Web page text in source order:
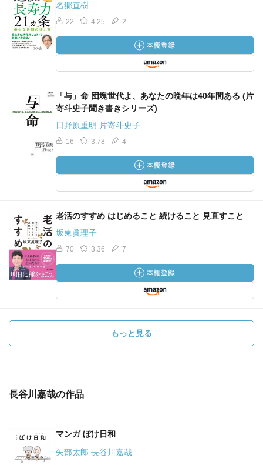
名郷直樹
22 4.25 2
「与」命 団塊世代よ、あなたの晩年は40年間ある (片
寄斗史子聞き書きシリーズ)
日野原重明 片寄斗史子
16 3.78 4
老活のすすめ はじめること 続けること 見直すこと
坂東眞理子
70 3.36 7
もっと見る
長谷川嘉哉の作品
マンガ ぼけ日和
矢部太郎 長谷川嘉哉